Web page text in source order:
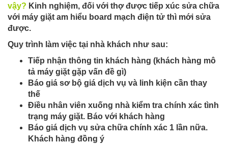
vậy? Kinh nghiệm, đối với thợ được tiếp xúc sửa chữa
với máy giặt am hiểu board mạch điện tử thì mới sửa
được.
Quy trình làm việc tại nhà khách như sau:
Tiếp nhận thông tin khách hàng (khách hàng mô
tả máy giặt gặp vấn đề gì)
Báo giá sơ bộ giá dịch vụ và linh kiện cần thay
thế
Điều nhân viên xuống nhà kiểm tra chính xác tình
trạng máy giặt. Báo với khách hàng
Báo giá dịch vụ sửa chữa chính xác 1 lần nữa.
Khách hàng đồng ý